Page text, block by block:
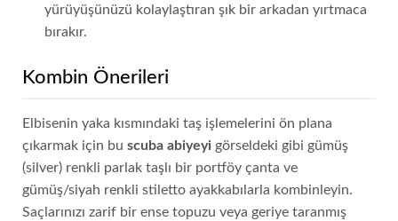
yürüyüşünüzü kolaylaştıran şık bir arkadan yırtmaca
bırakır.
Kombin Önerileri
Elbisenin yaka kısmındaki taş işlemelerini ön plana
çıkarmak için bu scuba abiyeyi görseldeki gibi gümüş
(silver) renkli parlak taşlı bir portföy çanta ve
gümüş/siyah renkli stiletto ayakkabılarla kombinleyin.
Saçlarınızı zarif bir ense topuzu veya geriye taranmış